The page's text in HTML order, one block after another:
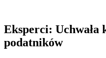
Eksperci: Uchwała
podatników